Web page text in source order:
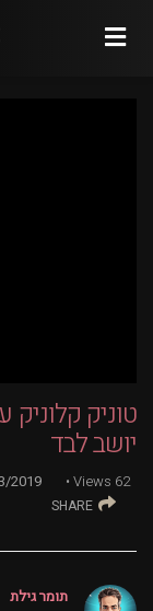
טוניק
יושב לבד
62
Views
2019
SHARE
תומר גילת